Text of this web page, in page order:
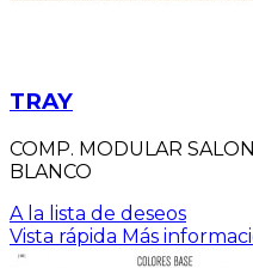
TRAY
COMP. MODULAR
BLANCO
A la lista de deseos
Vista rápida Más